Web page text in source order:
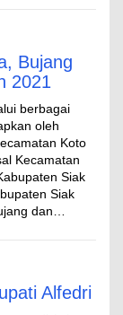
Bujang
2021
berbagai
oleh
Koto
Kecamatan
Siak
Siak
dan…
Alfedri